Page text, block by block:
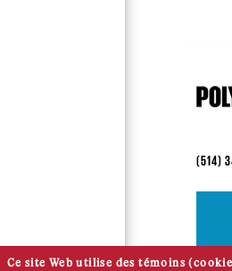
(514)
Ce site Web utilise des témoins